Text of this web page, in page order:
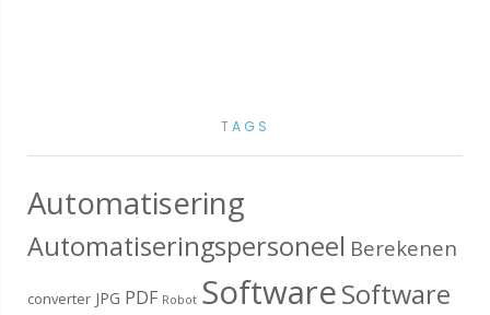
TAGS
Automatisering
Automatiseringspersoneel Berekenen
converter JPG PDF Robot SoftwareSoftware